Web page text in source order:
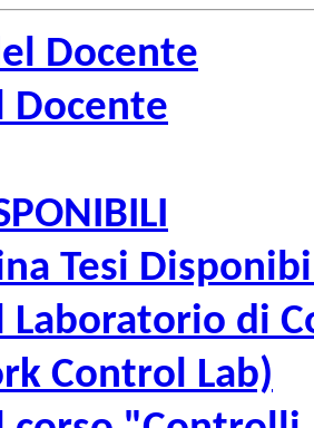
Docente
Docente
Tesi
Laboratorio di
Control Lab)